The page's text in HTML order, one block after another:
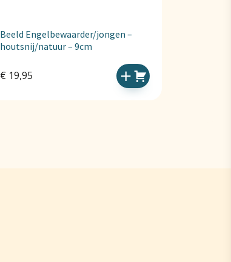
Beeld Engelbewaarder/jongen –
houtsnij/natuur – 9cm
€ 19,95